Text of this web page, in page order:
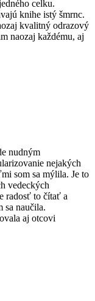
celku.
knihe istý šmrnc.
kvalitný odrazový
naozaj každému, aj
nudným
nejakých
som sa mýlila. Je to
vedeckých
radosť to čítať a
sa naučila.
aj otcovi